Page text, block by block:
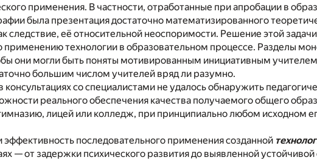
применения. В частности, отработанные при апробации в
была презентация достаточно математизированного
следствие, её относительной неоспоримости. Решение этой
технологии в образовательном процессе. Разделы
они могли быть поняты мотивированным инициативным
большим числом учителей вряд ли разумно.
со специалистами не удалось обнаружить
реального обеспечения качества получаемого общего
лицей или колледж, при принципиально любом исходном
последовательного применения созданной
— от задержки психического развития до выявленной